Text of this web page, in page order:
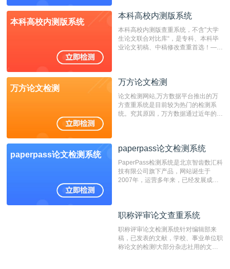
成时间作为发表日期。
本科高校内测版系统
本科高校内测版系统
本科高校内测版查重系统，不含”大学
生论文联合对比库“，是专科、本科毕
业论文初稿、中稿修改查重首选！——
万方论文检测
万方论文检测
论文检测网站,万方数据平台推出的万
方查重系统是目前较为热门的检测系
统。究其原因，万方数据通过近年的发
非。其次，相对于知网而言，万方检测
重的推荐系统。
paperpass论文检测系统
paperpass论文检测系统
PaperPass检测系统是北京智齿数汇科
技有限公司旗下产品，网站诞生于
2007年，运营多年来，已经发展成为
检测速度快、精度高，市场反映良好。
职称评审论文查重系统
职称评审论文检测系统针对编辑部来
稿，已发表的文献，学校、事业单位职
称论文的检测!大部分杂志社用的文献